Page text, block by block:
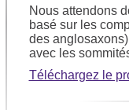
Nous attendons
basé sur les
des
avec les
Téléchargez le